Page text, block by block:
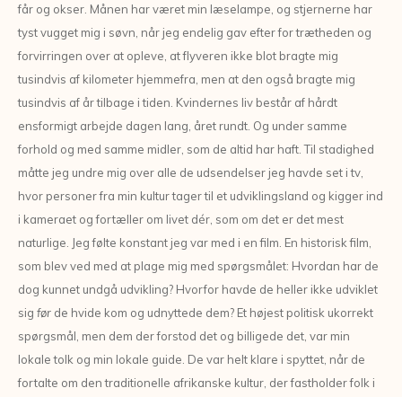
får og okser. Månen har været min læselampe, og stjernerne har
tyst vugget mig i søvn, når jeg endelig gav efter for trætheden og
forvirringen over at opleve, at flyveren ikke blot bragte mig
tusindvis af kilometer hjemmefra, men at den også bragte mig
tusindvis af år tilbage i tiden. Kvindernes liv består af hårdt
ensformigt arbejde dagen lang, året rundt. Og under samme
forhold og med samme midler, som de altid har haft. Til stadighed
måtte jeg undre mig over alle de udsendelser jeg havde set i tv,
hvor personer fra min kultur tager til et udviklingsland og kigger ind
i kameraet og fortæller om livet dér, som om det er det mest
naturlige. Jeg følte konstant jeg var med i en film. En historisk film,
som blev ved med at plage mig med spørgsmålet: Hvordan har de
dog kunnet undgå udvikling? Hvorfor havde de heller ikke udviklet
sig før de hvide kom og udnyttede dem? Et højest politisk ukorrekt
spørgsmål, men dem der forstod det og billigede det, var min
lokale tolk og min lokale guide. De var helt klare i spyttet, når de
fortalte om den traditionelle afrikanske kultur, der fastholder folk i